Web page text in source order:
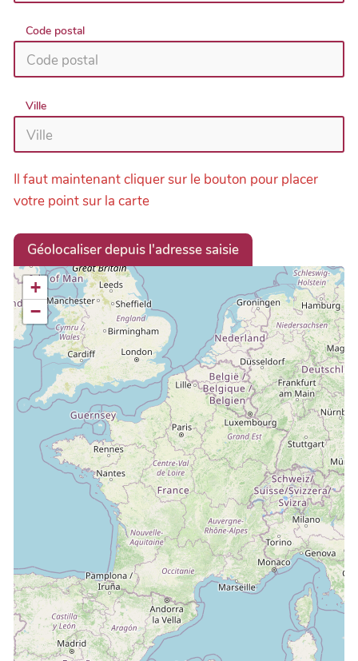
Code postal
Ville
Il faut maintenant cliquer sur le bouton pour placer
votre point sur la carte
Géolocaliser depuis l'adresse saisie
+
−